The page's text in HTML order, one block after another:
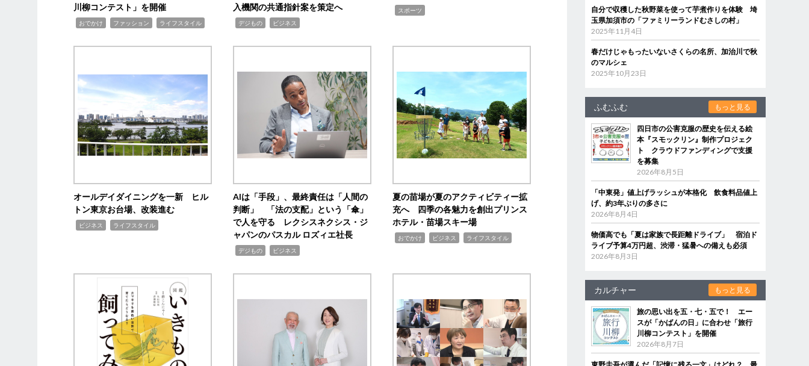
川柳コンテスト」を開催
おでかけ ファッション ライフスタイル
入機関の共通指針案を策定へ
デジもの ビジネス
スポーツ
オールデイダイニングを一新 ヒル
トン東京お台場、改装進む
ビジネス ライフスタイル
AIは「手段」、最終責任は「人間の
判断」 「法の支配」という「傘」
で人を守る レクシスネクシス・ジ
ャパンのパスカル ロズィエ社長
デジもの ビジネス
夏の苗場が夏のアクティビティー拡
充へ 四季の各魅力を創出プリンス
ホテル・苗場スキー場
おでかけ ビジネス ライフスタイル
自分で収穫した秋野菜を使って芋煮作りを体験 埼
玉県加須市の「ファミリーランドむさしの村」
2025年11月4日
春だけじゃもったいないさくらの名所、加治川で秋
のマルシェ
2025年10月23日
ふむふむ もっと見る
四日市の公害克服の歴史を伝える絵
本『スモックリン』制作プロジェク
ト クラウドファンディングで支援
を募集
2026年8月5日
「中東発」値上げラッシュが本格化 飲食料品値上
げ、約3年ぶりの多さに
2026年8月4日
物価高でも「夏は家族で長距離ドライブ」 宿泊ド
ライブ予算4万円超、渋滞・猛暑への備えも必須
2026年8月3日
カルチャー もっと見る
旅の思い出を五・七・五で！ エー
スが「かばんの日」に合わせ「旅行
川柳コンテスト」を開催
2026年8月7日